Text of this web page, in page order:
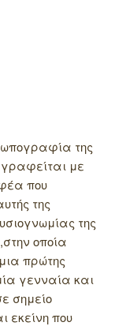
της
με
που
της
της
,στην οποία
πρώτης
γενναία και
σημείο
εκείνη που